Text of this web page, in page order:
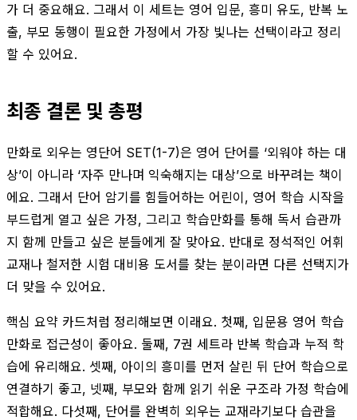
가 더 중요해요. 그래서 이 세트는 영어 입문, 흥미 유도, 반복 노
출, 부모 동행이 필요한 가정에서 가장 빛나는 선택이라고 정리
할 수 있어요.
최종 결론 및 총평
만화로 외우는 영단어 SET(1-7)은 영어 단어를 ‘외워야 하는 대
상’이 아니라 ‘자주 만나며 익숙해지는 대상’으로 바꾸려는 책이
에요. 그래서 단어 암기를 힘들어하는 어린이, 영어 학습 시작을
부드럽게 열고 싶은 가정, 그리고 학습만화를 통해 독서 습관까
지 함께 만들고 싶은 분들에게 잘 맞아요. 반대로 정석적인 어휘
교재나 철저한 시험 대비용 도서를 찾는 분이라면 다른 선택지가
더 맞을 수 있어요.
핵심 요약 카드처럼 정리해보면 이래요. 첫째, 입문용 영어 학습
만화로 접근성이 좋아요. 둘째, 7권 세트라 반복 학습과 누적 학
습에 유리해요. 셋째, 아이의 흥미를 먼저 살린 뒤 단어 학습으로
연결하기 좋고, 넷째, 부모와 함께 읽기 쉬운 구조라 가정 학습에
적합해요. 다섯째, 단어를 완벽히 외우는 교재라기보다 습관을